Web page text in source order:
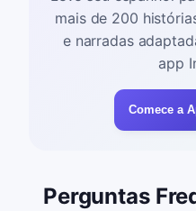
mais de 200
e narradas
app
Comece a
Perguntas